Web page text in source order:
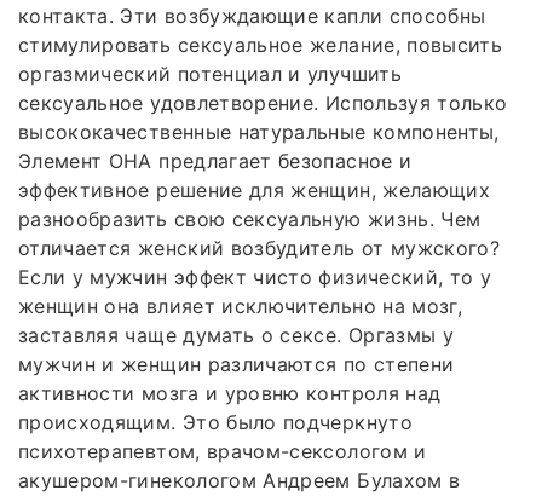
контакта. Эти возбуждающие капли способны
стимулировать сексуальное желание, повысить
оргазмический потенциал и улучшить
сексуальное удовлетворение. Используя только
высококачественные натуральные компоненты,
Элемент ОНА предлагает безопасное и
эффективное решение для женщин, желающих
разнообразить свою сексуальную жизнь. Чем
отличается женский возбудитель от мужского?
Если у мужчин эффект чисто физический, то у
женщин она влияет исключительно на мозг,
заставляя чаще думать о сексе. Оргазмы у
мужчин и женщин различаются по степени
активности мозга и уровню контроля над
происходящим. Это было подчеркнуто
психотерапевтом, врачом-сексологом и
акушером-гинекологом Андреем Булахом в